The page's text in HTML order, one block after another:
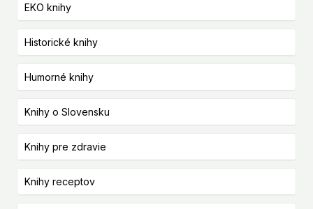
EKO knihy
Historické knihy
Humorné knihy
Knihy o Slovensku
Knihy pre zdravie
Knihy receptov